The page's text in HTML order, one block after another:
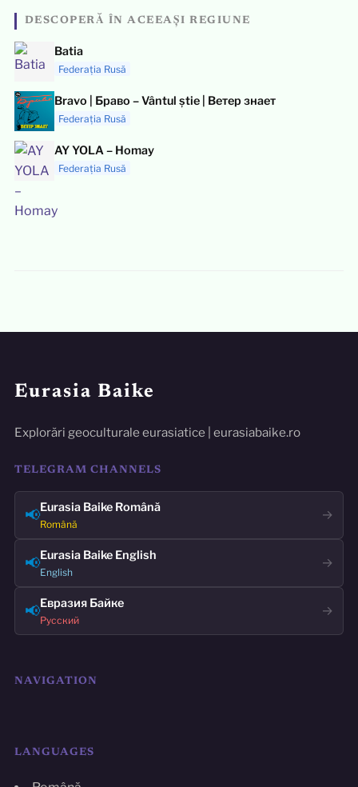
DESCOPERĂ ÎN ACEEAȘI REGIUNE
Batia
Federația Rusă
Bravo | Браво – Vântul știe | Ветер знает
Federația Rusă
AY YOLA – Homay
Federația Rusă
Eurasia Baike
Explorări geoculturale eurasiatice | eurasiabaike.ro
TELEGRAM CHANNELS
📢Eurasia Baike Română
Română
→
📢Eurasia Baike English
English
→
📢Евразия Байке
Русский
→
NAVIGATION
LANGUAGES